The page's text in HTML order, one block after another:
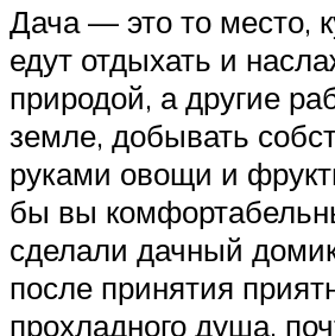
Дача — это то место,
едут отдыхать и
природой, а другие
земле, добывать
руками овощи и
бы вы
сделали дачный
после принятия
прохладного душа,